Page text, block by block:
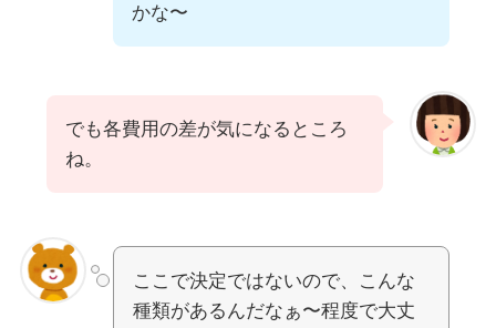
かな〜
でも各費用の差が気になるところ
ね。
ここで決定ではないので、こんな
種類があるんだなぁ〜程度で大丈